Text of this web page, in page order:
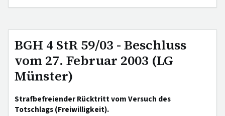
BGH 4 StR 59/03 - Beschluss
vom 27. Februar 2003 (LG
Münster)
Strafbefreiender Rücktritt vom Versuch des
Totschlags (Freiwilligkeit).